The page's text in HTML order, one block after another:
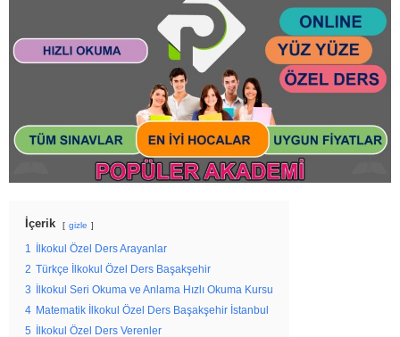
İçerik gizle
1
İlkokul Özel Ders Arayanlar
2 Türkçe İlkokul Özel Ders Başakşehir
3 İlkokul Seri Okuma ve Anlama Hızlı Okuma Kursu
4 Matematik İlkokul Özel Ders Başakşehir İstanbul
5 İlkokul Özel Ders Verenler